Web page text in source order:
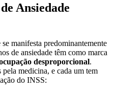
Ansiedade
se manifesta predominantemente
de ansiedade têm como marca
desproporcional.
medicina, e cada um tem
do INSS: